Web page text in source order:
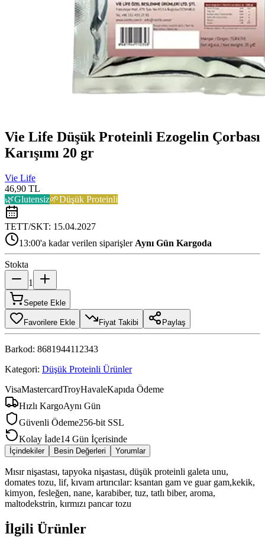
Vie Life Düşük Proteinli Ezogelin Çorbası
Karışımı 20 gr
Vie Life
46,90 TL
🌿Glutensiz🌱Düşük Proteinli
TETT/SKT: 15.04.2027
13:00'a kadar verilen siparişler Aynı Gün Kargoda
Stokta
1
Sepete Ekle
Favorilere Ekle Fiyat Takibi Paylaş
Barkod: 8681944112343
Kategori: Düşük Proteinli Ürünler
VisaMastercardTroyHavaleKapıda Ödeme
Hızlı KargoAynı Gün
Güvenli Ödeme256-bit SSL
Kolay İade14 Gün İçerisinde
İçindekiler Besin Değerleri Yorumlar
Mısır nişastası, tapyoka nişastası, düşük proteinli galeta unu,
domates tozu, lif, kıvam artırıcılar: ksantan gam ve guar gam,kekik,
kimyon, fesleğen, nane, karabiber, tuz, tatlı biber, aroma,
maltodekstrin, kırmızı pancar tozu
İlgili Ürünler